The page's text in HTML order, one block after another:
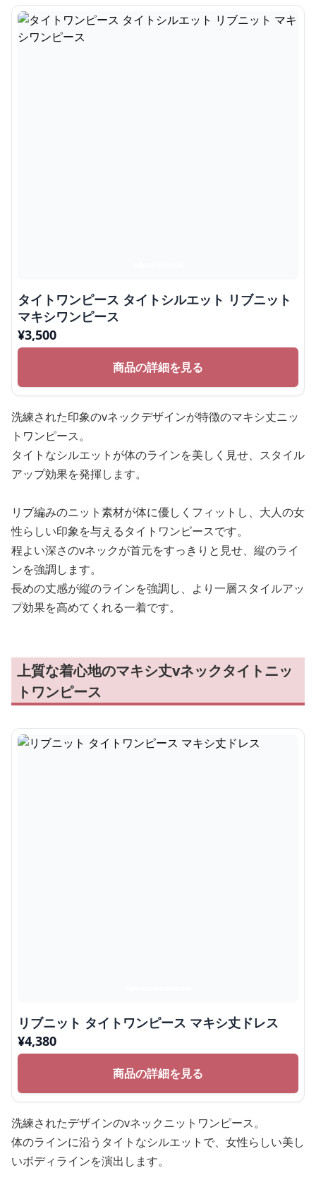
タイトワンピース タイトシルエット リブニット
マキシワンピース
¥3,500
商品の詳細を見る
洗練された印象のvネックデザインが特徴のマキシ丈ニッ
トワンピース。
タイトなシルエットが体のラインを美しく見せ、スタイル
アップ効果を発揮します。
リブ編みのニット素材が体に優しくフィットし、大人の女
性らしい印象を与えるタイトワンピースです。
程よい深さのvネックが首元をすっきりと見せ、縦のライ
ンを強調します。
長めの丈感が縦のラインを強調し、より一層スタイルアッ
プ効果を高めてくれる一着です。
上質な着心地のマキシ丈vネックタイトニッ
トワンピース
リブニット タイトワンピース マキシ丈ドレス
¥4,380
商品の詳細を見る
洗練されたデザインのvネックニットワンピース。
体のラインに沿うタイトなシルエットで、女性らしい美し
いボディラインを演出します。